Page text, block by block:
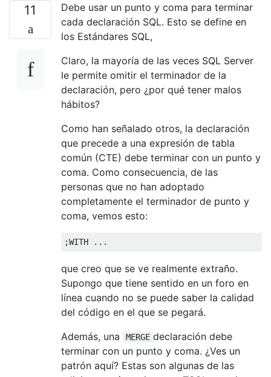
11
Debe usar un punto y coma para terminar
cada declaración SQL. Esto se define en
los Estándares SQL,
Claro, la mayoría de las veces SQL Server
le permite omitir el terminador de la
declaración, pero ¿por qué tener malos
hábitos?
Como han señalado otros, la declaración
que precede a una expresión de tabla
común (CTE) debe terminar con un punto y
coma. Como consecuencia, de las
personas que no han adoptado
completamente el terminador de punto y
coma, vemos esto:
;WITH ...
que creo que se ve realmente extraño.
Supongo que tiene sentido en un foro en
línea cuando no se puede saber la calidad
del código en el que se pegará.
Además, una
MERGE declaración debe
terminar con un punto y coma. ¿Ves un
patrón aquí? Estas son algunas de las